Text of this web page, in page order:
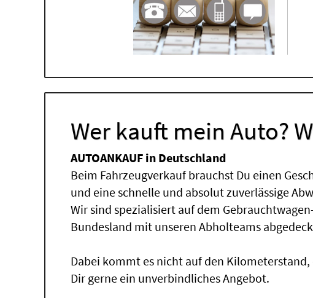
Wer kauft mein Auto?
AUTOANKAUF in Deutschland
Beim Fahrzeugverkauf brauchst Du einen
und eine schnelle und absolut zuverlässige
Wir sind spezialisiert auf dem
Bundesland mit unseren Abholteams
Dabei kommt es nicht auf den
Dir gerne ein unverbindliches Angebot.